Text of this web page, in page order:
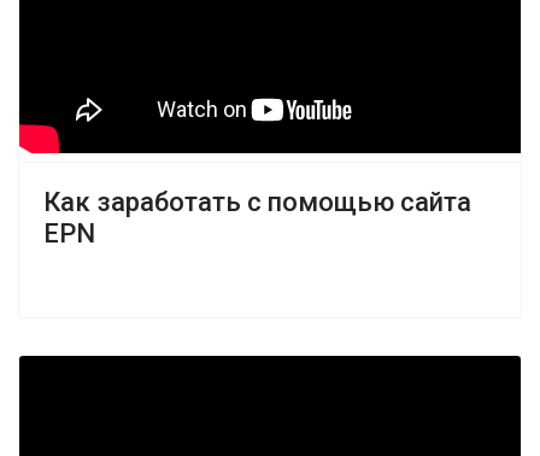
Как заработать с помощью сайта
EPN